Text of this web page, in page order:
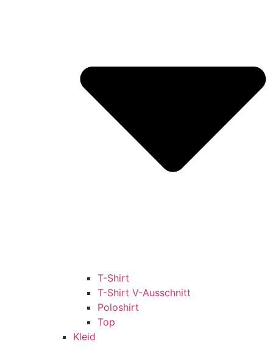
T-Shirt
T-Shirt V-Ausschnitt
Poloshirt
Top
Kleid